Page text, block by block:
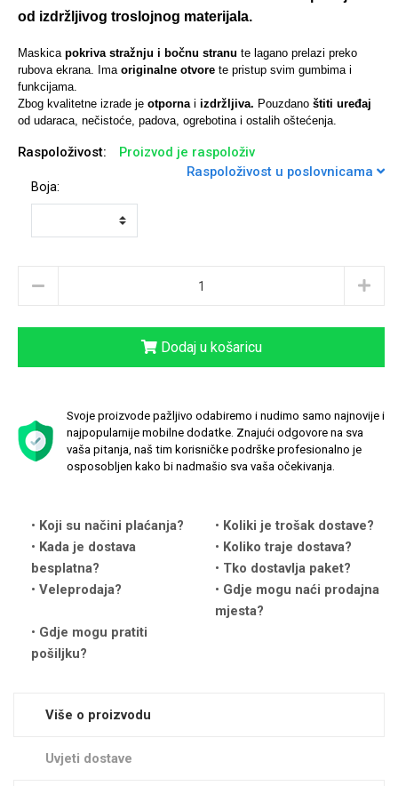
od izdržljivog troslojnog materijala.
Maskica pokriva stražnju i bočnu stranu te lagano prelazi preko
rubova ekrana. Ima originalne otvore te pristup svim gumbima i
funkcijama.
Zbog kvalitetne izrade je otpornai izdržljiva. Pouzdano štiti uređaj
od udaraca, nečistoće, padova, ogrebotina i ostalih oštećenja.
Raspoloživost:
Proizvod je raspoloživ
Raspoloživost u poslovnicama
Boja:
Dodaj u košaricu
Svoje proizvode pažljivo odabiremo i nudimo samo najnovije i
najpopularnije mobilne dodatke. Znajući odgovore na sva
vaša pitanja, naš tim korisničke podrške profesionalno je
osposobljen kako bi nadmašio sva vaša očekivanja.
Koji su načini plaćanja?
Koliki je trošak dostave?
Kada je dostava
besplatna?
Koliko traje dostava?
Tko dostavlja paket?
Veleprodaja?
Gdje mogu naći prodajna
mjesta?
Gdje mogu pratiti
pošiljku?
Više o proizvodu
Uvjeti dostave
Sleng Feel Good
Životinjsko carstvo
Love motivi I Need Some Space
Quotes Collection
Univerzalne futrole i
maskice
Preklopne maskice